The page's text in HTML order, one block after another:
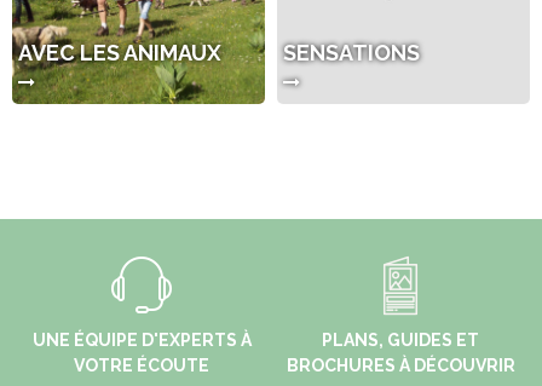
AVEC LES ANIMAUX SENSATIONS
UNE ÉQUIPE D'EXPERTS À
VOTRE ÉCOUTE
PLANS, GUIDES ET
BROCHURES À DÉCOUVRIR